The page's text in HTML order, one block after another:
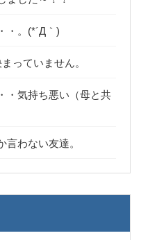
・。(*´Д｀)
っていません。
・気持ち悪い（母と共
言わない友達。